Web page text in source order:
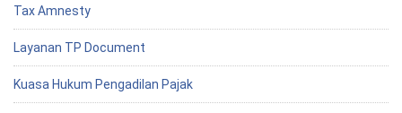
Tax Amnesty
Layanan TP Document
Kuasa Hukum Pengadilan Pajak